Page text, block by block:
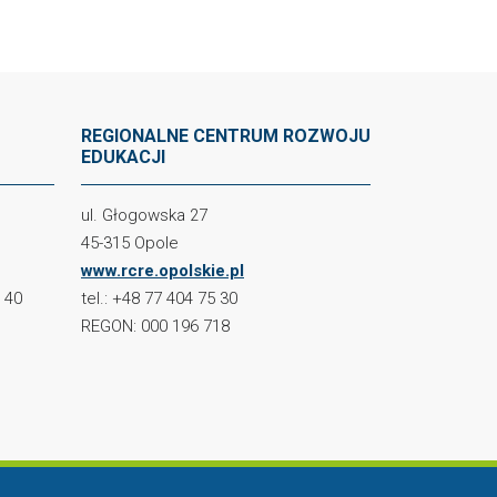
40
REGIONALNE CENTRUM ROZWOJU
EDUKACJI
ul. Głogowska 27
45-315 Opole
www.rcre.opolskie.pl
tel.: +48 77 404 75 30
REGON: 000 196 718